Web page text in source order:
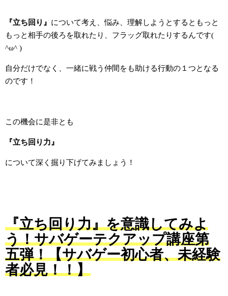
『立ち回り』 について考え、悩み、理解しようとするともっと
もっと相手の後ろを取れたり、フラッグ取れたりするんです(
^ω^ )
自分だけでなく、一緒に戦う仲間をも助ける行動の１つとなる
のです！
この機会に是非とも
『立ち回り力』
について深く掘り下げてみましょう！
『立ち回り力』を意識してみよ
う！サバゲーテクアップ講座第
五弾！【サバゲー初心者、未経験
者必見！！】